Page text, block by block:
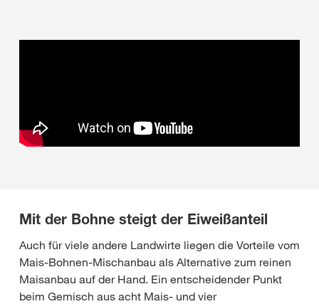
Mit der Bohne steigt der Eiweißanteil
Auch für viele andere Landwirte liegen die Vorteile vom
Mais-Bohnen-Mischanbau als Alternative zum reinen
Maisanbau auf der Hand. Ein entscheidender Punkt
beim Gemisch aus acht Mais- und vier